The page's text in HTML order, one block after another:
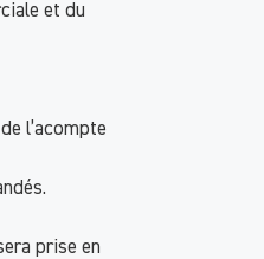
et du
l’acompte
prise en